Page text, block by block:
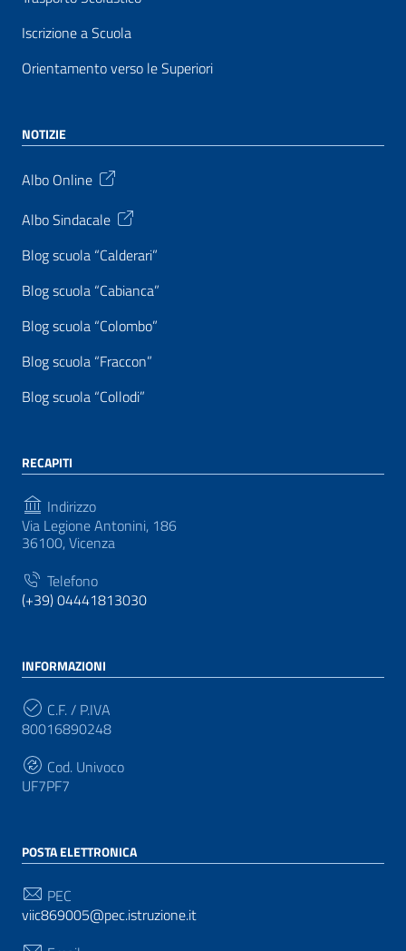
Iscrizione a Scuola
Orientamento verso le Superiori
NOTIZIE
Albo Online
Albo Sindacale
Blog scuola “Calderari”
Blog scuola “Cabianca”
Blog scuola “Colombo”
Blog scuola “Fraccon”
Blog scuola “Collodi”
RECAPITI
Indirizzo
Via Legione Antonini, 186
36100, Vicenza
Telefono
(+39) 04441813030
INFORMAZIONI
C.F. / P.IVA
80016890248
Cod. Univoco
UF7PF7
POSTA ELETTRONICA
PEC
viic869005@pec.istruzione.it